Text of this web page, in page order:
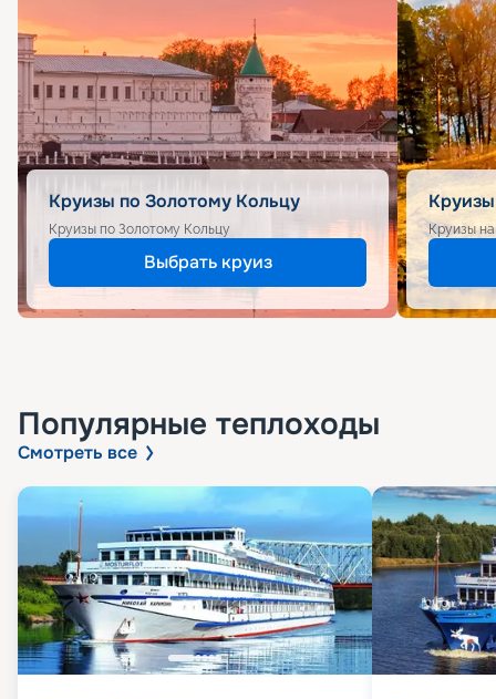
Круизы по Золотому Кольцу
Круизы по Золотому Кольцу
Выбрать круиз
Круизы
Популярные теплоходы
Смотреть все